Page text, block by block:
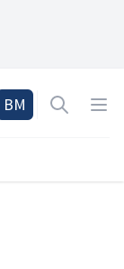
BM Open